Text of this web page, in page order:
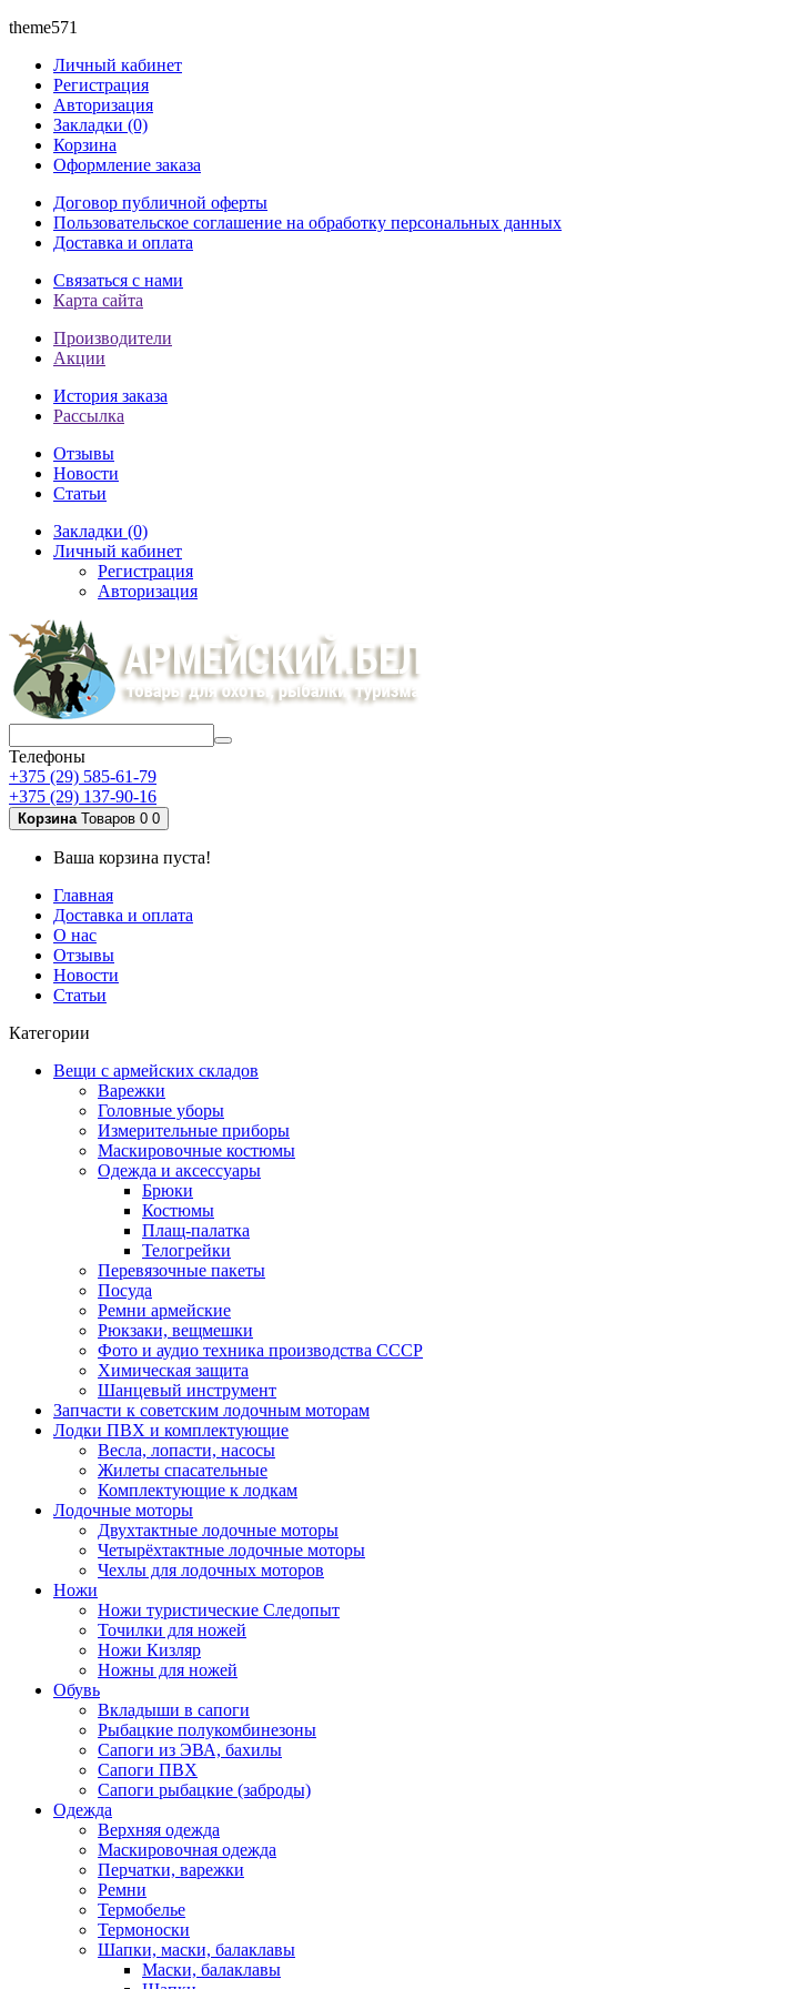
theme571
Личный кабинет
Регистрация
Авторизация
Закладки (0)
Корзина
Оформление заказа
Договор публичной оферты
Пользовательское соглашение на обработку персональных данных
Доставка и оплата
Связаться с нами
Карта сайта
Производители
Акции
История заказа
Рассылка
Отзывы
Новости
Статьи
Закладки (0)
Личный кабинет
Регистрация
Авторизация
Телефоны
+375 (29) 585-61-79
+375 (29) 137-90-16
Корзина Товаров 0 0
Ваша корзина пуста!
Главная
Доставка и оплата
О нас
Отзывы
Новости
Статьи
Категории
Вещи с армейских складов
Варежки
Головные уборы
Измерительные приборы
Маскировочные костюмы
Одежда и аксессуары
Брюки
Костюмы
Плащ-палатка
Телогрейки
Перевязочные пакеты
Посуда
Ремни армейские
Рюкзаки, вещмешки
Фото и аудио техника производства СССР
Химическая защита
Шанцевый инструмент
Запчасти к советским лодочным моторам
Лодки ПВХ и комплектующие
Весла, лопасти, насосы
Жилеты спасательные
Комплектующие к лодкам
Лодочные моторы
Двухтактные лодочные моторы
Четырёхтактные лодочные моторы
Чехлы для лодочных моторов
Ножи
Ножи туристические Следопыт
Точилки для ножей
Ножи Кизляр
Ножны для ножей
Обувь
Вкладыши в сапоги
Рыбацкие полукомбинезоны
Сапоги из ЭВА, бахилы
Сапоги ПВХ
Сапоги рыбацкие (заброды)
Одежда
Верхняя одежда
Маскировочная одежда
Перчатки, варежки
Ремни
Термобелье
Термоноски
Шапки, маски, балаклавы
Маски, балаклавы